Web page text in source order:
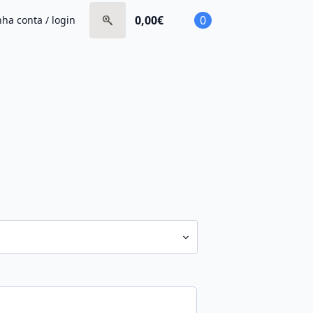
conta / login 0,00€ 0